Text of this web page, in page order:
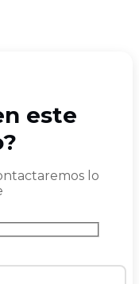
este
lo